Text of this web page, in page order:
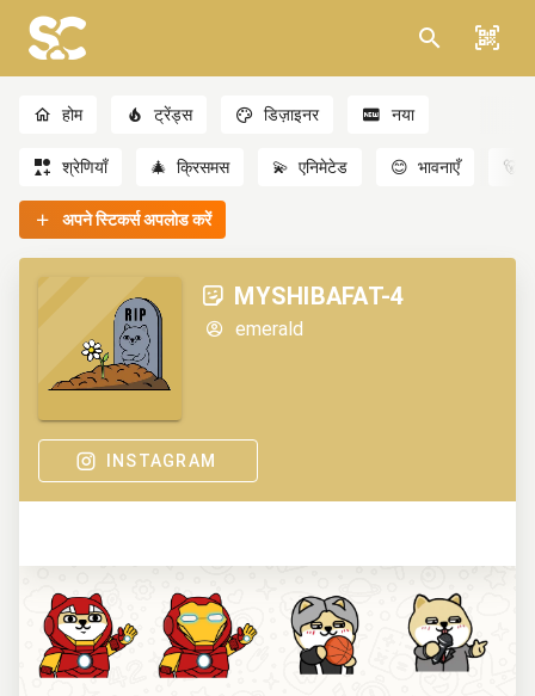
होम ट्रेंड्स डिज़ाइनर नया
श्रेणियाँ 🎄 क्रिसमस 💫 एनिमेटेड 😊 भावनाएँ 🐻
अपने स्टिकर्स अपलोड करें
MYSHIBAFAT-4
emerald
INSTAGRAM